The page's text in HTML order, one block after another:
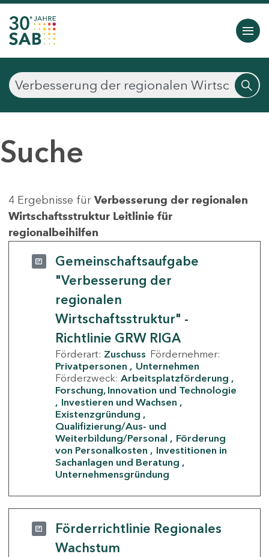
Suche
4 Ergebnisse für Verbesserung der regionalen
Wirtschaftsstruktur Leitlinie für
regionalbeihilfen
Gemeinschaftsaufgabe
"Verbesserung der
regionalen
Wirtschaftsstruktur" -
Richtlinie GRW RIGA
Förderart: Zuschuss Fördernehmer:
Privatpersonen
Unternehmen
Förderzweck: Arbeitsplatzförderung
Forschung, Innovation und Technologie
Investieren und Wachsen
Existenzgründung
Qualifizierung/Aus- und
Weiterbildung/Personal
Förderung
von Personalkosten
Investitionen in
Sachanlagen und Beratung
Unternehmensgründung
Förderrichtlinie Regionales
Wachstum